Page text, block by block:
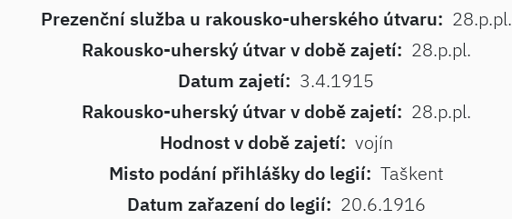
Prezenční služba u rakousko-uherského útvaru: 28.p.pl.
Rakousko-uherský útvar v době zajetí: 28.p.pl.
Datum zajetí: 3.4.1915
Rakousko-uherský útvar v době zajetí: 28.p.pl.
Hodnost v době zajetí: vojín
Misto podání přihlášky do legií: Taškent
Datum zařazení do legií: 20.6.1916